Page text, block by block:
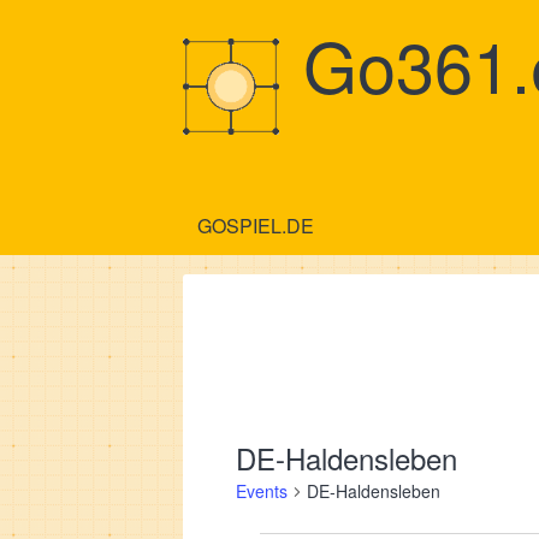
GOSPIEL.DE
DE-Haldensleben
Events DE-Haldensleben